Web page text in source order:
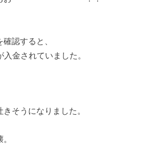
認すると、
金されていました。
そうになりました。